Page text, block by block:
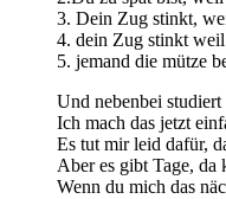
3. Dein Zug stinkt,
4. dein Zug stinkt
5. jemand die mütze
Und nebenbei
Ich mach das jetzt
Es tut mir leid dafür,
Aber es gibt Tage, da
Wenn du mich das